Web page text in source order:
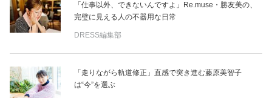
「仕事以外、できないんですよ」Re.muse・勝友美の、
完璧に見える人の不器用な日常
DRESS編集部
「走りながら軌道修正」直感で突き進む藤原美智子
は“今”を選ぶ